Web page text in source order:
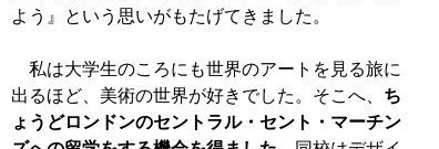
よう』という思いがもたげてきました。
私は大学生のころにも世界のアートを見る旅に
出るほど、美術の世界が好きでした。そこへ、 ち
ょうどロンドンのセントラル・セント・マーチン